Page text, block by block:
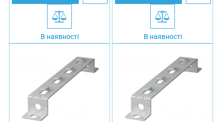
В наявності В наявності